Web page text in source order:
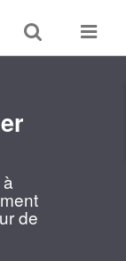
Toggle
search
Toggle
de